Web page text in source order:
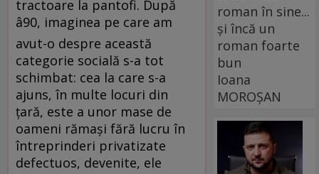
tractoare la pantofi. După
â90, imaginea pe care am
avut-o despre această
categorie socială s-a tot
schimbat: cea la care s-a
ajuns, în multe locuri din
ţară, este a unor mase de
oameni rămaşi fără lucru în
întreprinderi privatizate
defectuos, devenite, ele
roman în sine...
și încă un
roman foarte
bun
Ioana
MOROȘAN